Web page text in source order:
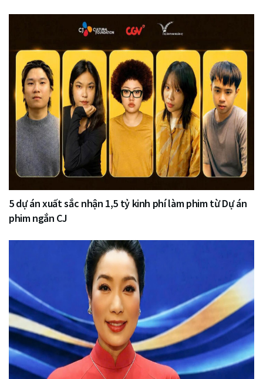
5 dự án xuất sắc nhận 1,5 tỷ kinh phí làm phim từ Dự án
phim ngắn CJ